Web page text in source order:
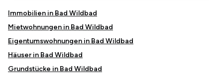
Immobilien in Bad Wildbad
Mietwohnungen in Bad Wildbad
Eigentumswohnungen in Bad Wildbad
Häuser in Bad Wildbad
Grundstücke in Bad Wildbad